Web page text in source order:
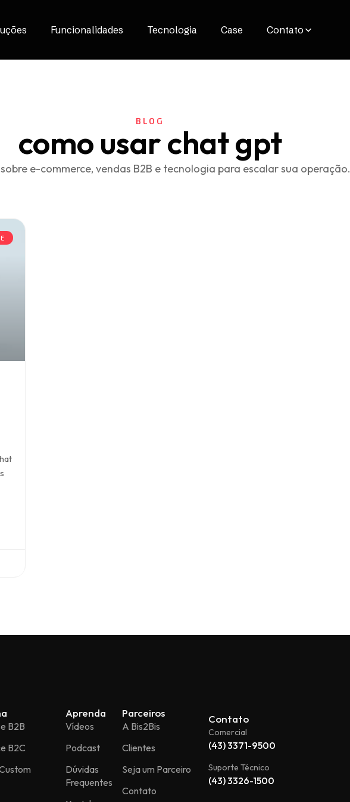
Funcionalidades Tecnologia Case Contato
BLOG
como usar chat gpt
e-commerce, vendas B2B e tecnologia para escalar sua operação.
B2B
B2C
Aprenda
Vídeos
Podcast
Dúvidas
Frequentes
Parceiros
A Bis2Bis
Clientes
Seja um Parceiro
Contato
Contato
Comercial
(43) 3371-9500
Suporte Técnico
(43) 3326-1500